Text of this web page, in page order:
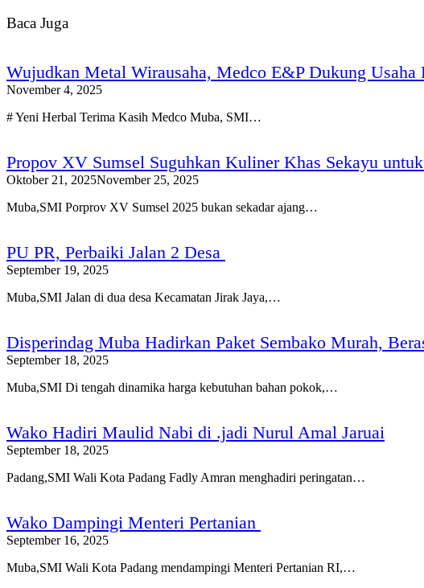
Baca Juga
Wujudkan Metal Wirausaha, Medco E&P Dukung Usaha
November 4, 2025
# Yeni Herbal Terima Kasih Medco Muba, SMI…
Propov XV Sumsel Suguhkan Kuliner Khas Sekayu
Oktober 21, 2025November 25, 2025
Muba,SMI Porprov XV Sumsel 2025 bukan sekadar ajang…
PU PR, Perbaiki Jalan 2 Desa
September 19, 2025
Muba,SMI Jalan di dua desa Kecamatan Jirak Jaya,…
Disperindag Muba Hadirkan Paket Sembako Murah,
September 18, 2025
Muba,SMI Di tengah dinamika harga kebutuhan bahan pokok,…
Wako Hadiri Maulid Nabi di .jadi Nurul Amal Jaruai
September 18, 2025
Padang,SMI Wali Kota Padang Fadly Amran menghadiri peringatan…
Wako Dampingi Menteri Pertanian
September 16, 2025
Muba,SMI Wali Kota Padang mendampingi Menteri Pertanian RI,…